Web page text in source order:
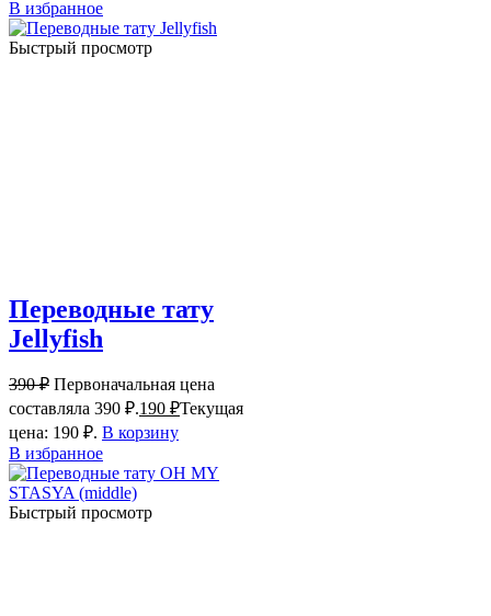
В избранное
Быстрый просмотр
Переводные тату
Jellyfish
390₽ Первоначальная цена
составляла 390 ₽.190 ₽Текущая
цена: 190 ₽. В корзину
В избранное
Быстрый просмотр